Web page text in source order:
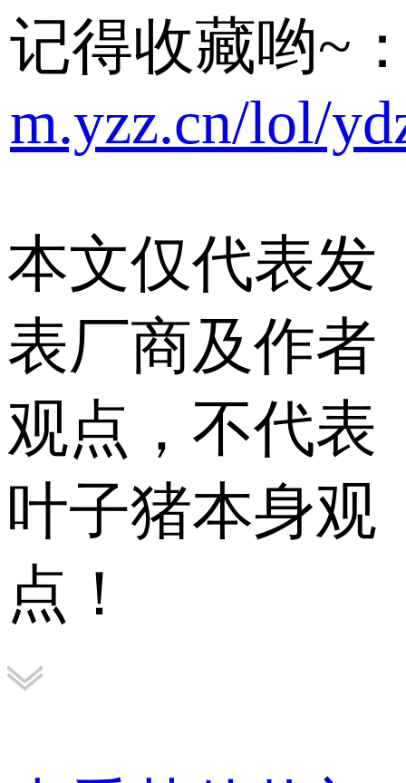
记得收藏哟~
m.yzz.cn/lol/
本文仅代表发
表厂商及作者
观点，不代表
叶子猪本身观
点！